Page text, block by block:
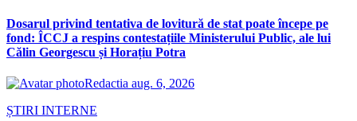
Dosarul privind tentativa de lovitură de stat poate începe pe
fond: ÎCCJ a respins contestațiile Ministerului Public, ale lui
Călin Georgescu și Horațiu Potra
Redactia aug. 6, 2026
ȘTIRI INTERNE